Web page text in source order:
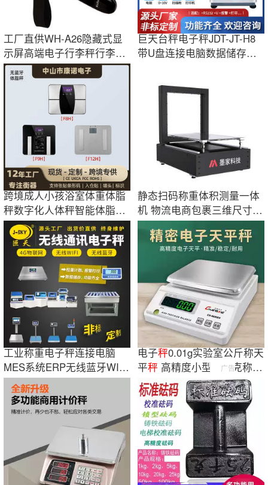
工厂直供WH-A26隐藏式显
示屏高端电子行李秤行李称
手提电子称50kg
巨天台秤电子秤JDT-JT-H8
带U盘连接电脑数据储存报
跨境成人小孩浴室体重体脂
秤数字化人体秤智能体脂肪
分析仪批发
静态扫码称重体积测量一体
机 物流电商包裹三维尺寸测
量体积秤
工业称重电子秤连接电脑
MES系统ERP无线蓝牙WIFI
带485通讯RS232
电子秤0.01g实验室公斤称天
平秤 高精度小型家用克称计
重商用台秤
广告